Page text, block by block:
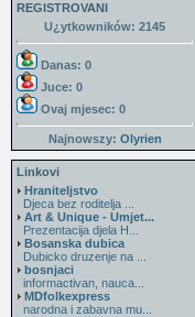
REGISTROVANI
U¿ytkowników: 2145
Danas: 0
Juce: 0
Ovaj mjesec: 0
Najnowszy: Olyrien
Linkovi
Hraniteljstvo
Djeca bez roditelja ...
Art & Unique - Umjet...
Prezentacija djela H...
Bosanska dubica
Dubicko druzenje na ...
bosnjaci
informactivan, nauca...
MDfolkexpress
narodna i zabavna mu...